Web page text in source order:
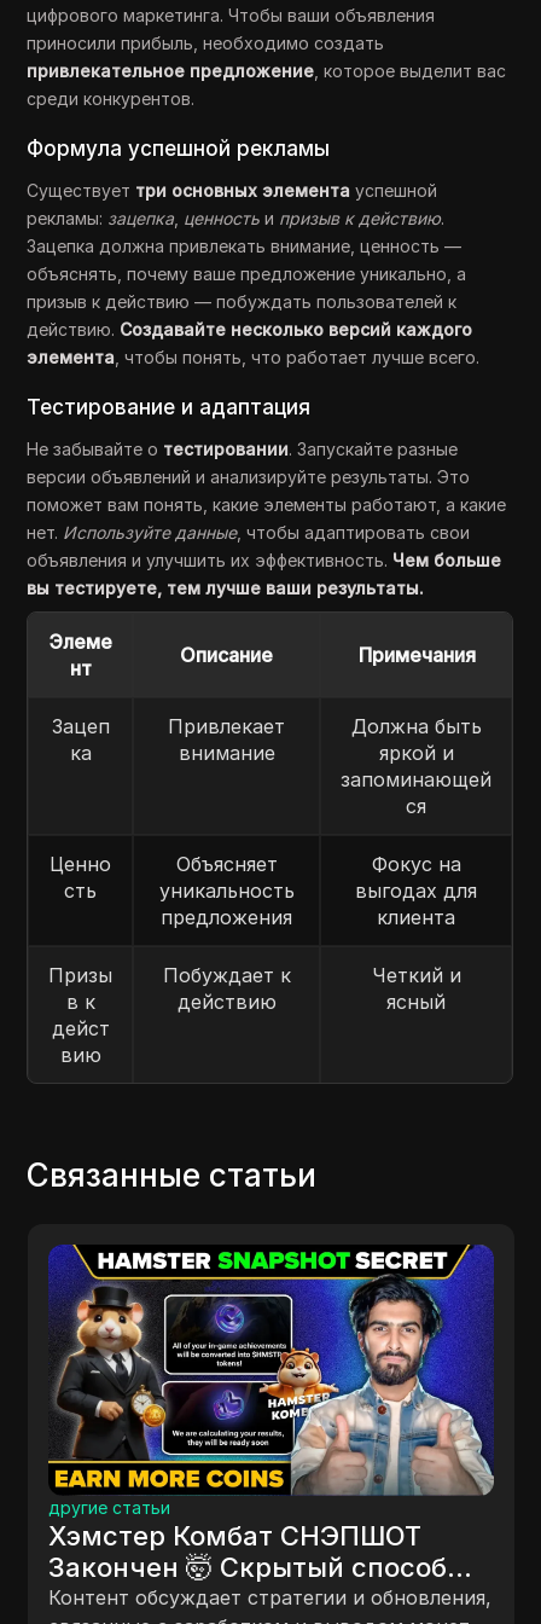
цифрового маркетинга. Чтобы ваши объявления
приносили прибыль, необходимо создать
привлекательное предложение , которое выделит вас
среди конкурентов.
Формула успешной рекламы
Существует три основных элемента успешной
рекламы: зацепка ценность и призыв к действию.
Зацепка должна привлекать внимание, ценность —
объяснять, почему ваше предложение уникально, а
призыв к действию — побуждать пользователей к
действию. Создавайте несколько версий каждого
элемента , чтобы понять, что работает лучше всего.
Тестирование и адаптация
Не забывайте о тестировании. Запускайте разные
версии объявлений и анализируйте результаты. Это
поможет вам понять, какие элементы работают, а какие
нет. Используйте данные, чтобы адаптировать свои
объявления и улучшить их эффективность. Чем больше
вы тестируете, тем лучше ваши результаты.
Элеме
нт
Описание Примечания
Зацеп
ка
Привлекает
внимание
Должна быть
яркой и
запоминающей
ся
Ценно
сть
Объясняет
уникальность
предложения
Фокус на
выгодах для
клиента
Призы
в к
дейст
вию
Побуждает к
действию
Четкий и
ясный
Связанные статьи
СНЭПШОТ
Скрытый способ
зарабатывать
стратегии и обновления,
FREE
Airdrop |
снятий
Содержание